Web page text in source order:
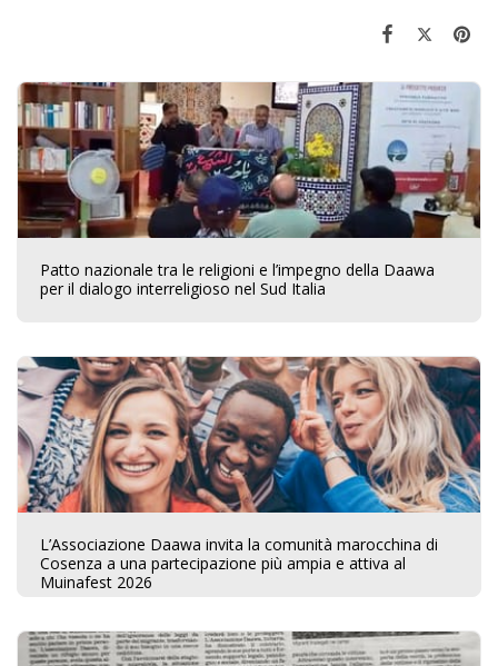
Patto nazionale tra le religioni e l’impegno della Daawa
per il dialogo interreligioso nel Sud Italia
L’Associazione Daawa invita la comunità marocchina di
Cosenza a una partecipazione più ampia e attiva al
Muinafest 2026